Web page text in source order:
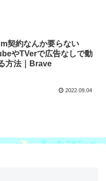
契約なんか要らない
やTVerで広告なしで動
方法｜Brave
2022.09.04